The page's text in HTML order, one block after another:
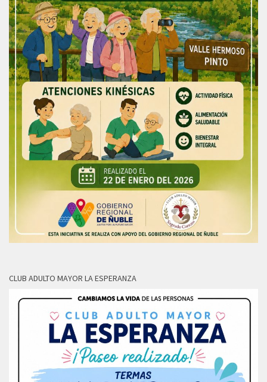
CLUB ADULTO MAYOR LA ESPERANZA